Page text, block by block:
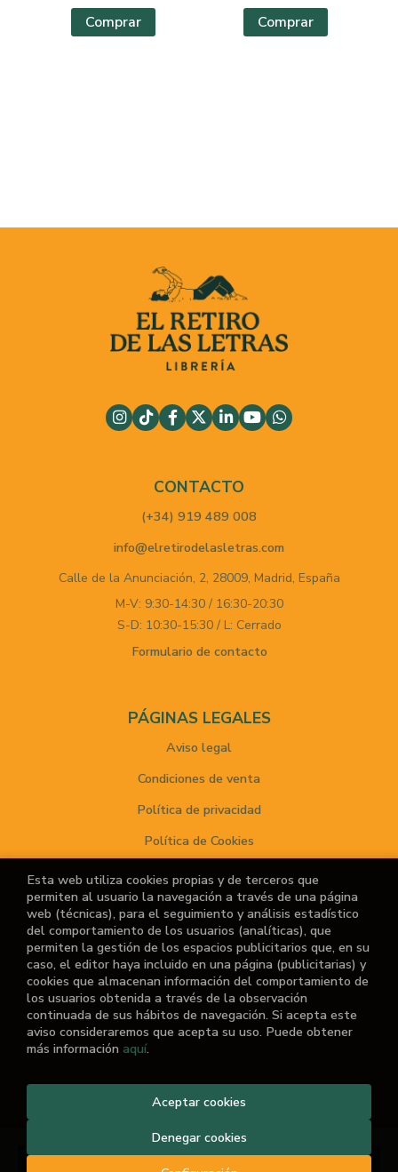
Comprar Comprar
CONTACTO
(+34) 919 489 008
info@elretirodelasletras.com
Calle de la Anunciación, 2, 28009, Madrid, España
M-V: 9:30-14:30 / 16:30-20:30
S-D: 10:30-15:30 / L: Cerrado
Formulario de contacto
PÁGINAS LEGALES
Aviso legal
Condiciones de venta
Política de privacidad
Política de Cookies
ATENCIÓN AL CLIENTE
Quiénes somos
Noticias
¿No encuentras el libro que buscas?
El Retiro de las Letras. Todos los Derechos
Esta web utiliza cookies propias y de terceros que
permiten al usuario la navegación a través de una página
web (técnicas), para el seguimiento y análisis estadístico
del comportamiento de los usuarios (analíticas), que
permiten la gestión de los espacios publicitarios que, en su
caso, el editor haya incluido en una página (publicitarias) y
cookies que almacenan información del comportamiento de
los usuarios obtenida a través de la observación
continuada de sus hábitos de navegación. Si acepta este
aviso consideraremos que acepta su uso. Puede obtener
más información aquí.
Denegar cookies
Aceptar cookies